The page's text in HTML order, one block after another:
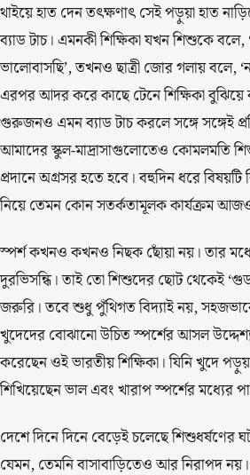
থাইয়ে হাত দেন তৎক্ষণাৎ সেই পড়ুয়া হাত
ব্যাড টাচ। এমনকী শিক্ষিকা যখন শিশুকে বলে,
ভালোবাসছি’, তখনও ছাত্রী জোর গলায় বলে,
এরপর আদর করে কাছে টেনে শিক্ষিকা বুঝিয়ে
গুরুজনও এমন ব্যাড টাচ করলে সঙ্গে সঙ্গেই
আমাদের স্কুল-মাদ্রাসাগুলোতেও কোমলমতি
প্রদানে অগ্রসর হতে হবে। বহুদিন ধরে বিষয়টি
নিয়ে তেমন কোন সতর্কতামূলক কার্যক্রম
স্পর্শ কখনও কখনও নিছক ছোঁয়া নয়। তার
দুরভিসন্ধি। তাই তো শিশুদের ছোট থেকেই
জরুরি। তবে শুধু পুঁথিগত বিদ্যাই নয়,
খুদেদের বোঝানো উচিত স্পর্শের আসল
করেছেন ওই ভারতীয় শিক্ষিকা। যিনি খুদে
শিখিয়েছেন ভাল এবং খারাপ স্পর্শের মধ্যের
দেশে দিনে দিনে বেড়েই চলেছে শিশুধর্ষণের
যেমন, তেমনি বাসাবাড়িতেও আর নিরাপদ নয়।